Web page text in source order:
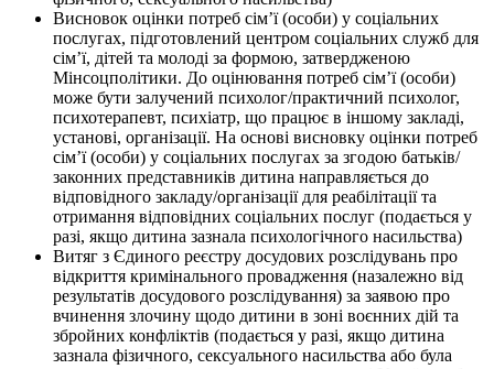
Висновок оцінки потреб сім’ї (особи) у соціальних
послугах, підготовлений центром соціальних служб для
сім’ї, дітей та молоді за формою, затвердженою
Мінсоцполітики. До оцінювання потреб сім’ї (особи)
може бути залучений психолог/практичний психолог,
психотерапевт, психіатр, що працює в іншому закладі,
установі, організації. На основі висновку оцінки потреб
сім’ї (особи) у соціальних послугах за згодою батьків/
законних представників дитина направляється до
відповідного закладу/організації для реабілітації та
отримання відповідних соціальних послуг (подається у
разі, якщо дитина зазнала психологічного насильства)
Витяг з Єдиного реєстру досудових розслідувань про
відкриття кримінального провадження (назалежно від
результатів досудового розслідування) за заявою про
вчинення злочину щодо дитини в зоні воєнних дій та
збройних конфліктів (подається у разі, якщо дитина
зазнала фізичного, сексуального насильства або була